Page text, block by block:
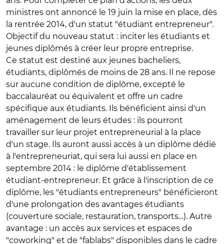
ministres ont annoncé le 19 juin la mise en place, dès
la rentrée 2014, d'un statut "étudiant entrepreneur".
Objectif du nouveau statut : inciter les étudiants et
jeunes diplômés à créer leur propre entreprise.
Ce statut est destiné aux jeunes bacheliers,
étudiants, diplômés de moins de 28 ans. Il ne repose
sur aucune condition de diplôme, excepté le
baccalauréat ou équivalent et offre un cadre
spécifique aux étudiants. Ils bénéficient ainsi d'un
aménagement de leurs études : ils pourront
travailler sur leur projet entrepreneurial à la place
d'un stage. Ils auront aussi accès à un diplôme dédié
à l'entrepreneuriat, qui sera lui aussi en place en
septembre 2014 : le diplôme d'établissement
étudiant-entrepreneur. Et grâce à l'inscription de ce
diplôme, les "étudiants entrepreneurs" bénéficieront
d'une prolongation des avantages étudiants
(couverture sociale, restauration, transports…). Autre
avantage : un accès aux services et espaces de
"coworking" et de "fablabs" disponibles dans le cadre